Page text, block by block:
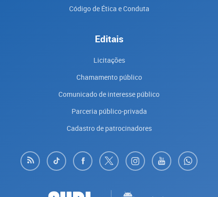
Código de Ética e Conduta
Editais
Licitações
Chamamento público
Comunicado de interesse público
Parceria público-privada
Cadastro de patrocinadores